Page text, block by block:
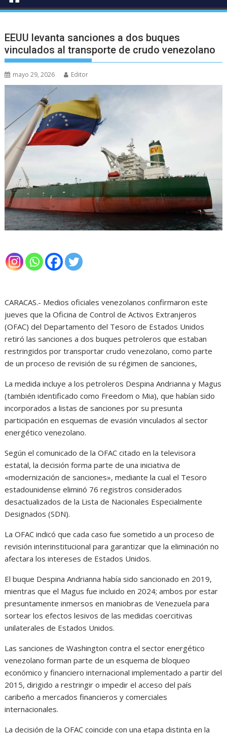
EEUU levanta sanciones a dos buques
vinculados al transporte de crudo venezolano
mayo 29, 2026 Editor
CARACAS.- Medios oficiales venezolanos confirmaron este
jueves que la Oficina de Control de Activos Extranjeros
(OFAC) del Departamento del Tesoro de Estados Unidos
retiró las sanciones a dos buques petroleros que estaban
restringidos por transportar crudo venezolano, como parte
de un proceso de revisión de su régimen de sanciones,
La medida incluye a los petroleros Despina Andrianna y Magus
(también identificado como Freedom o Mia), que habían sido
incorporados a listas de sanciones por su presunta
participación en esquemas de evasión vinculados al sector
energético venezolano.
Según el comunicado de la OFAC citado en la televisora
estatal, la decisión forma parte de una iniciativa de
«modernización de sanciones», mediante la cual el Tesoro
estadounidense eliminó 76 registros considerados
desactualizados de la Lista de Nacionales Especialmente
Designados (SDN).
La OFAC indicó que cada caso fue sometido a un proceso de
revisión interinstitucional para garantizar que la eliminación no
afectara los intereses de Estados Unidos.
El buque Despina Andrianna había sido sancionado en 2019,
mientras que el Magus fue incluido en 2024; ambos por estar
presuntamente inmersos en maniobras de Venezuela para
sortear los efectos lesivos de las medidas coercitivas
unilaterales de Estados Unidos.
Las sanciones de Washington contra el sector energético
venezolano forman parte de un esquema de bloqueo
económico y financiero internacional implementado a partir del
2015, dirigido a restringir o impedir el acceso del país
caribeño a mercados financieros y comerciales
internacionales.
La decisión de la OFAC coincide con una etapa distinta en la